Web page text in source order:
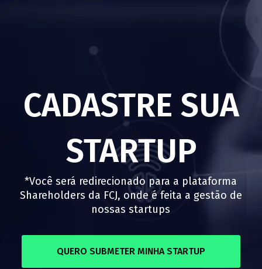
CADASTRE SUA
STARTUP
*Você será redirecionado para a plataforma
Shareholders da FCJ, onde é feita a gestão de
nossas startups
QUERO SUBMETER MINHA STARTUP